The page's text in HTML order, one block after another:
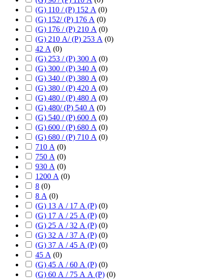
(G) 110 / (P) 152 А (0)
(G) 152/ (P) 176 А (0)
(G) 176 / (P) 210 А (0)
(G) 210 А/ (P) 253 А (0)
42 А (0)
(G) 253 / (P) 300 А (0)
(G) 300 / (P) 340 А (0)
(G) 340 / (P) 380 А (0)
(G) 380 / (P) 420 А (0)
(G) 480 / (P) 480 А (0)
(G) 480/ (P) 540 А (0)
(G) 540 / (P) 600 А (0)
(G) 600 / (P) 680 А (0)
(G) 680 / (P) 710 А (0)
710 А (0)
750 А (0)
930 А (0)
1200 А (0)
8 (0)
8 А (0)
(G) 13 А / 17 А (P) (0)
(G) 17 А / 25 А (P) (0)
(G) 25 А / 32 А (P) (0)
(G) 32 А / 37 А (P) (0)
(G) 37 А / 45 А (P) (0)
45 А (0)
(G) 45 А / 60 А (P) (0)
(G) 60 А / 75 А А (P) (0)